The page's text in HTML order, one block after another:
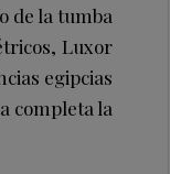
de la tumba
Luxor
egipcias
completa la